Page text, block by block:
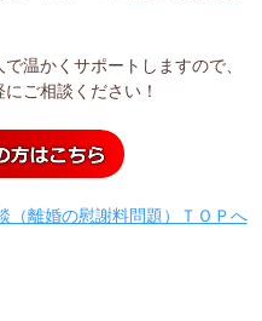
温かくサポートしますので、
ご相談ください！
（離婚の慰謝料問題）ＴＯＰへ